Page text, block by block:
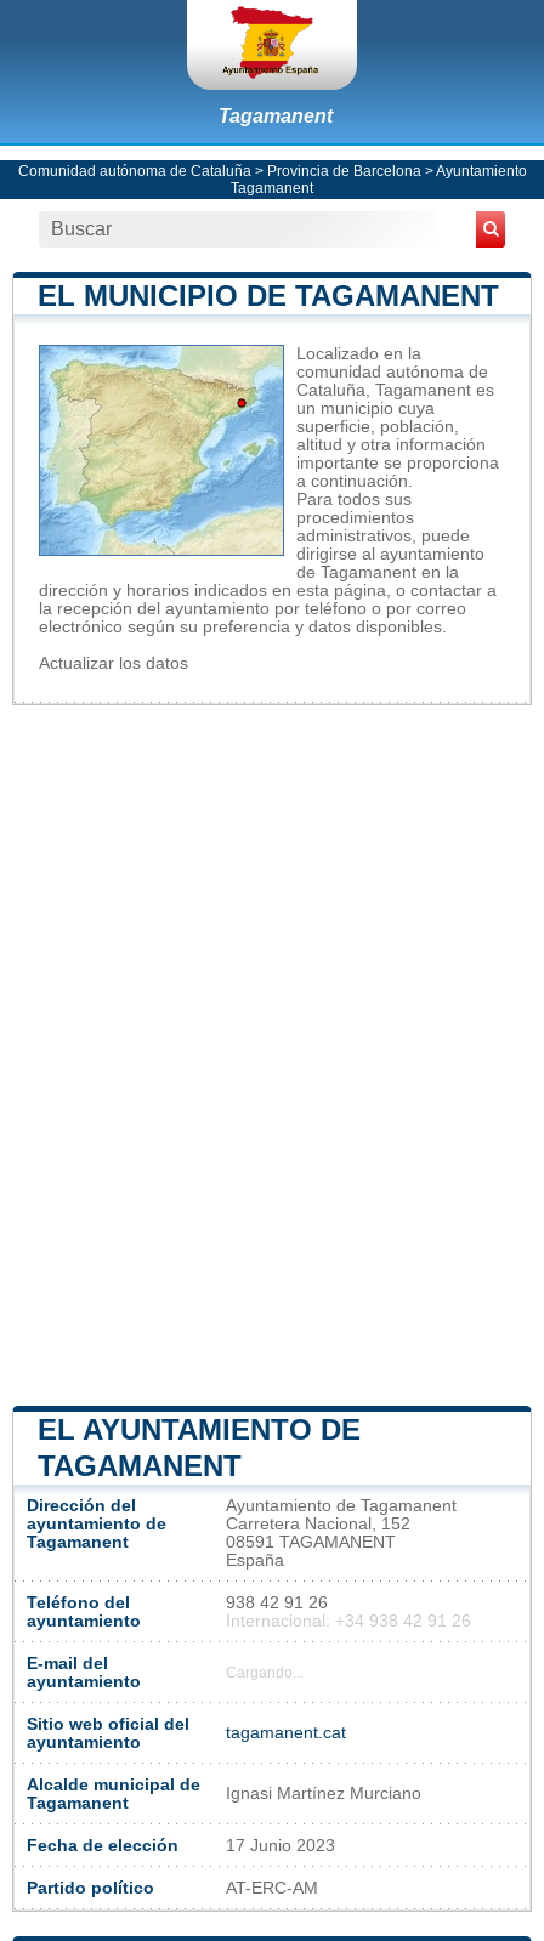
Tagamanent
Comunidad autónoma de Cataluña > Provincia de Barcelona >Ayuntamiento
Tagamanent
EL MUNICIPIO DE TAGAMANENT
Localizado en la
comunidad autónoma de
Cataluña, Tagamanent es
un municipio cuya
superficie, población,
altitud y otra información
importante se proporciona
a continuación.
Para todos sus
procedimientos
administrativos, puede
dirigirse al ayuntamiento
de Tagamanent en la
dirección y horarios indicados en esta página, o contactar a
la recepción del ayuntamiento por teléfono o por correo
electrónico según su preferencia y datos disponibles.
Actualizar los datos
EL AYUNTAMIENTO DE
TAGAMANENT
Dirección del
ayuntamiento de
Tagamanent
Ayuntamiento de Tagamanent
Carretera Nacional, 152
08591 TAGAMANENT
España
Teléfono del
ayuntamiento
938 42 91 26
Internacional: +34 938 42 91 26
E-mail del
ayuntamiento
Cargando...
Sitio web oficial del
ayuntamiento
tagamanent.cat
Alcalde municipal de
Tagamanent
Ignasi Martínez Murciano
Fecha de elección 17 Junio 2023
Partido político AT-ERC-AM